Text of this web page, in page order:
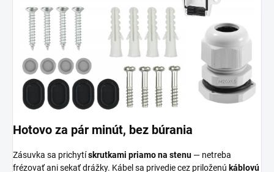
Hotovo za pár minút, bez búrania
Zásuvka sa prichytískrutkami priamo na stenu — netreba
frézovať ani sekať drážky. Kábel sa privedie cez priloženú káblovú